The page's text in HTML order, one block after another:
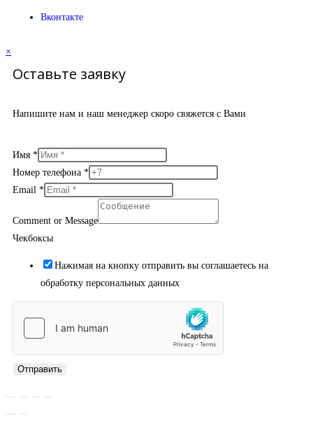
Вконтакте
×
Оставьте заявку
Напишите нам и наш менеджер скоро свяжется с Вами
Имя *
Номер телефона *
Email *
Comment or Message
Чекбоксы
Нажимая на кнопку отправить вы соглашаетесь на
обработку персональных данных
Отправить